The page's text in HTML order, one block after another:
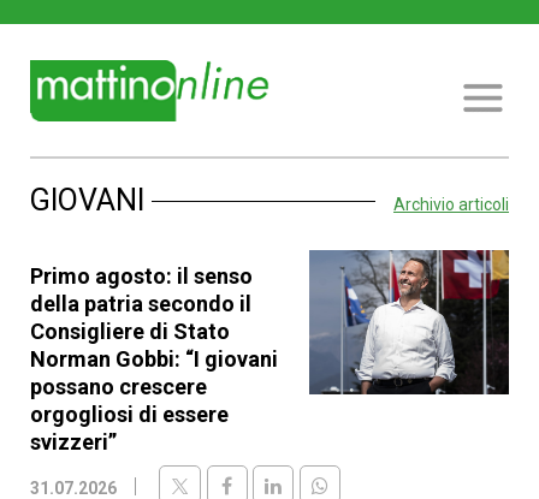
GIOVANI Archivio articoli
Primo agosto: il senso
della patria secondo il
Consigliere di Stato
Norman Gobbi: “I giovani
possano crescere
orgogliosi di essere
svizzeri”
31.07.2026